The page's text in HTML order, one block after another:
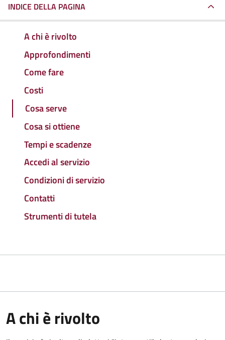
INDICE DELLA PAGINA
A chi è rivolto
Approfondimenti
Come fare
Costi
Cosa serve
Cosa si ottiene
Tempi e scadenze
Accedi al servizio
Condizioni di servizio
Contatti
Strumenti di tutela
A chi è rivolto